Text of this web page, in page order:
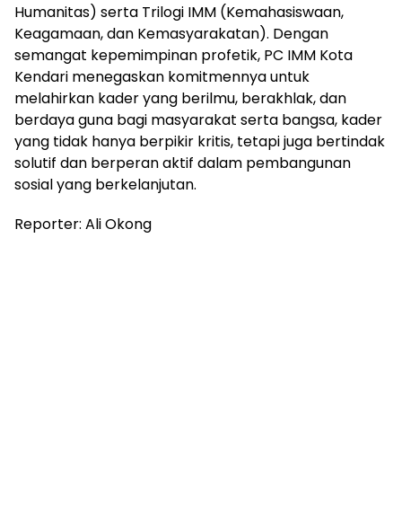
Humanitas) serta Trilogi IMM (Kemahasiswaan,
Keagamaan, dan Kemasyarakatan). Dengan
semangat kepemimpinan profetik, PC IMM Kota
Kendari menegaskan komitmennya untuk
melahirkan kader yang berilmu, berakhlak, dan
berdaya guna bagi masyarakat serta bangsa, kader
yang tidak hanya berpikir kritis, tetapi juga bertindak
solutif dan berperan aktif dalam pembangunan
sosial yang berkelanjutan.
Reporter: Ali Okong